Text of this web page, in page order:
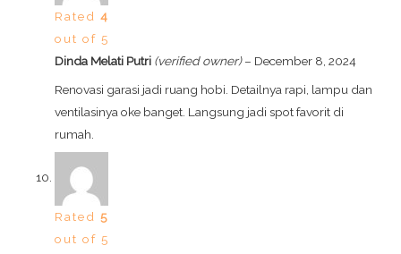
Rated4
out of 5
Dinda Melati Putri (verified owner) – December 8, 2024
Renovasi garasi jadi ruang hobi. Detailnya rapi, lampu dan
ventilasinya oke banget. Langsung jadi spot favorit di
rumah.
Rated5
out of 5